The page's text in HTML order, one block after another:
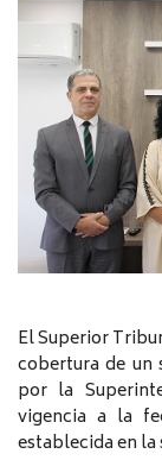
El Superior
cobertura de un
por la
vigencia a la
establecida en la